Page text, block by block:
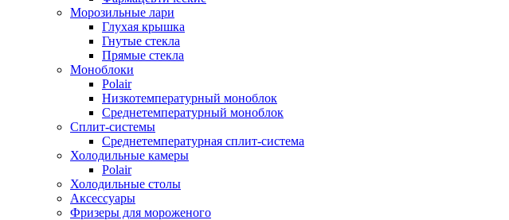
Морозильные лари
Глухая крышка
Гнутые стекла
Прямые стекла
Моноблоки
Polair
Низкотемпературный моноблок
Среднетемпературный моноблок
Сплит-системы
Среднетемпературная сплит-система
Холодильные камеры
Polair
Холодильные столы
Аксессуары
Фризеры для мороженого